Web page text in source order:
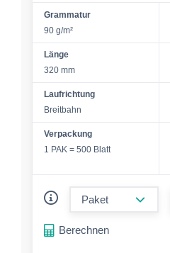
Grammatur
90 g/m²
Länge
320 mm
Laufrichtung
Breitbahn
Verpackung
1 PAK = 500 Blatt
Berechnen